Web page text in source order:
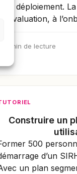
test, déploiement.
à l’évaluation, à
4 min de lecture
Construire un
500
d’un
un plan